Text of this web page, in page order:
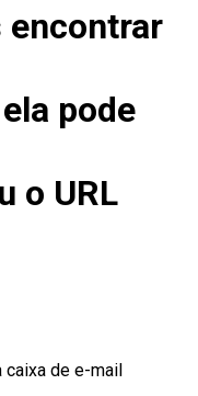
encontrar
pode
o URL
caixa de e-mail